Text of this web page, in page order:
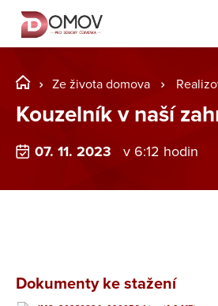
Ze života domova
Kouzelník v naší
07. 11. 2023 v 6:12 hodin
Dokumenty ke stažení